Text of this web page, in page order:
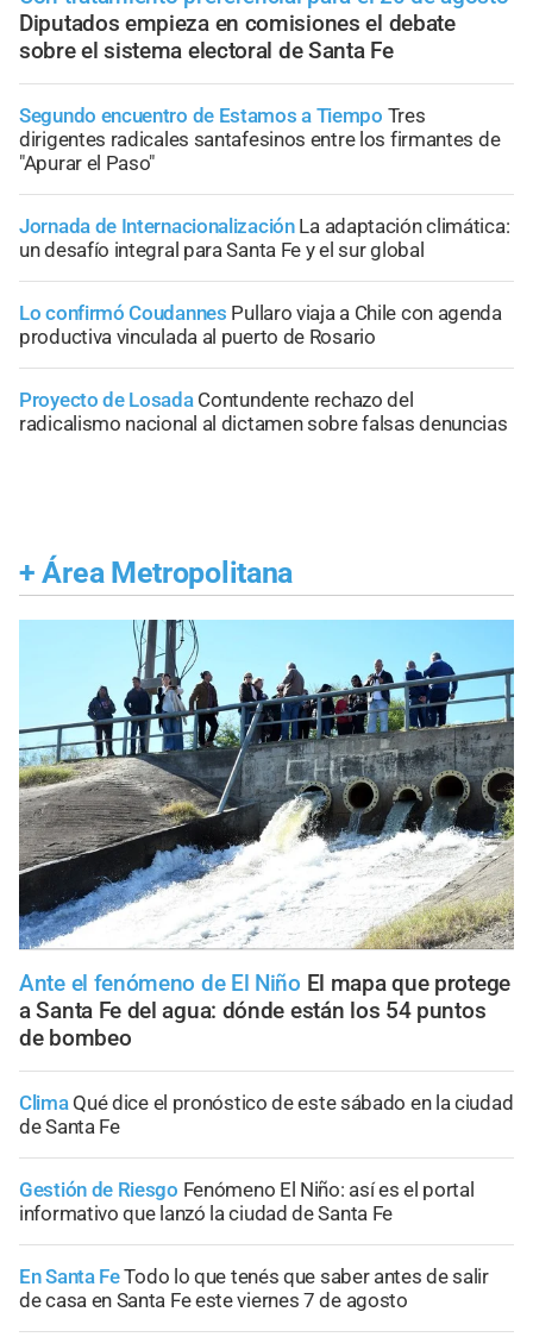
Diputados empieza en comisiones el debate
sobre el sistema electoral de Santa Fe
Segundo encuentro de Estamos a Tiempo Tres
dirigentes radicales santafesinos entre los firmantes de
"Apurar el Paso"
Jornada de Internacionalización La adaptación climática:
un desafío integral para Santa Fe y el sur global
Lo confirmó Coudannes Pullaro viaja a Chile con agenda
productiva vinculada al puerto de Rosario
Proyecto de Losada Contundente rechazo del
radicalismo nacional al dictamen sobre falsas denuncias
+ Área Metropolitana
Ante el fenómeno de El Niño El mapa que protege
a Santa Fe del agua: dónde están los 54 puntos
de bombeo
Clima Qué dice el pronóstico de este sábado en la ciudad
de Santa Fe
Gestión de Riesgo Fenómeno El Niño: así es el portal
informativo que lanzó la ciudad de Santa Fe
En Santa FeTodo lo que tenés que saber antes de salir
de casa en Santa Fe este viernes 7 de agosto